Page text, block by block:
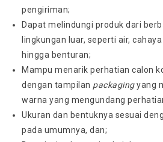
pengiriman;
Dapat melindungi produk dari
lingkungan luar, seperti air,
hingga benturan;
Mampu menarik perhatian calon
dengan tampilan packagingyang
warna yang mengundang
Ukuran dan bentuknya sesuai
pada umumnya, dan;